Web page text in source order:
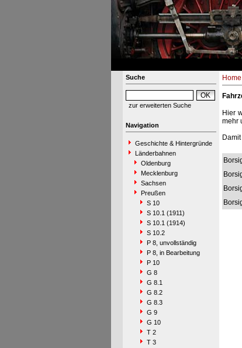
Suche
zur erweiterten Suche
Navigation
Geschichte & Hintergründe
Länderbahnen
Oldenburg
Mecklenburg
Sachsen
Preußen
S 10
S 10.1 (1911)
S 10.1 (1914)
S 10.2
P 8, unvollständig
P 8, in Bearbeitung
P 10
G 8
G 8.1
G 8.2
G 8.3
G 9
G 10
T 2
T 3
Home
Hier
mehr